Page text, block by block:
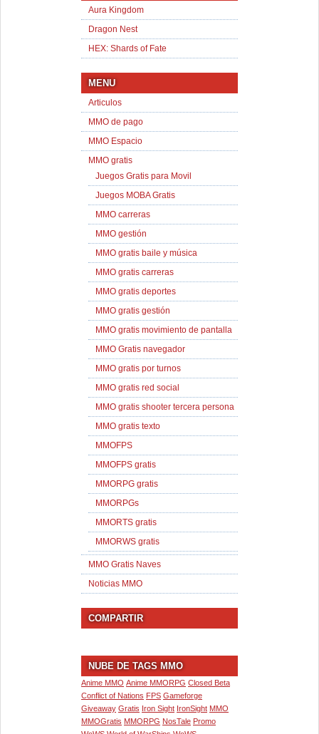
Aura Kingdom
Dragon Nest
HEX: Shards of Fate
MENU
Articulos
MMO de pago
MMO Espacio
MMO gratis
Juegos Gratis para Movil
Juegos MOBA Gratis
MMO carreras
MMO gestión
MMO gratis baile y música
MMO gratis carreras
MMO gratis deportes
MMO gratis gestión
MMO gratis movimiento de pantalla
MMO Gratis navegador
MMO gratis por turnos
MMO gratis red social
MMO gratis shooter tercera persona
MMO gratis texto
MMOFPS
MMOFPS gratis
MMORPG gratis
MMORPGs
MMORTS gratis
MMORWS gratis
MMO Gratis Naves
Noticias MMO
COMPARTIR
NUBE DE TAGS MMO
Anime MMO Anime MMORPG Closed Beta
Conflict of Nations FPS Gameforge
Giveaway Gratis Iron Sight IronSight MMO
MMOGratis MMORPG NosTale Promo